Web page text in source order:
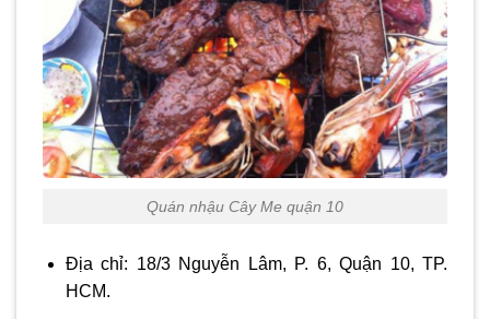
Quán nhậu Cây Me quận 10
Địa chỉ: 18/3 Nguyễn Lâm, P. 6, Quận 10, TP.
HCM.